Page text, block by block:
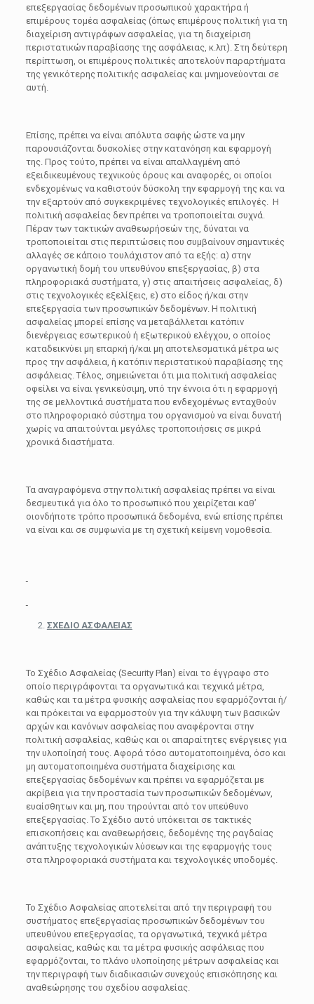
επεξεργασίας δεδομένων προσωπικού χαρακτήρα ή
επιμέρους τομέα ασφαλείας (όπως επιμέρους πολιτική για τη
διαχείριση αντιγράφων ασφαλείας, για τη διαχείριση
περιστατικών παραβίασης της ασφάλειας, κ.λπ). Στη δεύτερη
περίπτωση, οι επιμέρους πολιτικές αποτελούν παραρτήματα
της γενικότερης πολιτικής ασφαλείας και μνημονεύονται σε
αυτή.
Επίσης, πρέπει να είναι απόλυτα σαφής ώστε να μην
παρουσιάζονται δυσκολίες στην κατανόηση και εφαρμογή
της. Προς τούτο, πρέπει να είναι απαλλαγμένη από
εξειδικευμένους τεχνικούς όρους και αναφορές, οι οποίοι
ενδεχομένως να καθιστούν δύσκολη την εφαρμογή της και να
την εξαρτούν από συγκεκριμένες τεχνολογικές επιλογές. Η
πολιτική ασφαλείας δεν πρέπει να τροποποιείται συχνά.
Πέραν των τακτικών αναθεωρήσεών της, δύναται να
τροποποιείται στις περιπτώσεις που συμβαίνουν σημαντικές
αλλαγές σε κάποιο τουλάχιστον από τα εξής: α) στην
οργανωτική δομή του υπευθύνου επεξεργασίας, β) στα
πληροφοριακά συστήματα, γ) στις απαιτήσεις ασφαλείας, δ)
στις τεχνολογικές εξελίξεις, ε) στο είδος ή/και στην
επεξεργασία των προσωπικών δεδομένων. Η πολιτική
ασφαλείας μπορεί επίσης να μεταβάλλεται κατόπιν
διενέργειας εσωτερικού ή εξωτερικού ελέγχου, ο οποίος
καταδεικνύει μη επαρκή ή/και μη αποτελεσματικά μέτρα ως
προς την ασφάλεια, ή κατόπιν περιστατικού παραβίασης της
ασφάλειας. Τέλος, σημειώνεται ότι μια πολιτική ασφαλείας
οφείλει να είναι γενικεύσιμη, υπό την έννοια ότι η εφαρμογή
της σε μελλοντικά συστήματα που ενδεχομένως ενταχθούν
στο πληροφοριακό σύστημα του οργανισμού να είναι δυνατή
χωρίς να απαιτούνται μεγάλες τροποποιήσεις σε μικρά
χρονικά διαστήματα.
Τα αναγραφόμενα στην πολιτική ασφαλείας πρέπει να είναι
δεσμευτικά για όλο το προσωπικό που χειρίζεται καθ’
οιονδήποτε τρόπο προσωπικά δεδομένα, ενώ επίσης πρέπει
να είναι και σε συμφωνία με τη σχετική κείμενη νομοθεσία.
ΣΧΕΔΙΟ ΑΣΦΑΛΕΙΑΣ
Το Σχέδιο Ασφαλείας (Security Plan) είναι το έγγραφο στο
οποίο περιγράφονται τα οργανωτικά και τεχνικά μέτρα,
καθώς και τα μέτρα φυσικής ασφαλείας που εφαρμόζονται ή/
και πρόκειται να εφαρμοστούν για την κάλυψη των βασικών
αρχών και κανόνων ασφαλείας που αναφέρονται στην
πολιτική ασφαλείας, καθώς και οι απαραίτητες ενέργειες για
την υλοποίησή τους. Αφορά τόσο αυτοματοποιημένα, όσο και
μη αυτοματοποιημένα συστήματα διαχείρισης και
επεξεργασίας δεδομένων και πρέπει να εφαρμόζεται με
ακρίβεια για την προστασία των προσωπικών δεδομένων,
ευαίσθητων και μη, που τηρούνται από τον υπεύθυνο
επεξεργασίας. Το Σχέδιο αυτό υπόκειται σε τακτικές
επισκοπήσεις και αναθεωρήσεις, δεδομένης της ραγδαίας
ανάπτυξης τεχνολογικών λύσεων και της εφαρμογής τους
στα πληροφοριακά συστήματα και τεχνολογικές υποδομές.
Το Σχέδιο Ασφαλείας αποτελείται από την περιγραφή του
συστήματος επεξεργασίας προσωπικών δεδομένων του
υπευθύνου επεξεργασίας, τα οργανωτικά, τεχνικά μέτρα
ασφαλείας, καθώς και τα μέτρα φυσικής ασφάλειας που
εφαρμόζονται, το πλάνο υλοποίησης μέτρων ασφαλείας και
την περιγραφή των διαδικασιών συνεχούς επισκόπησης και
αναθεώρησης του σχεδίου ασφαλείας.